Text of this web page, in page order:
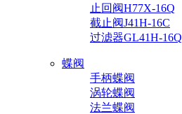
止回阀H77X-16Q
截止阀J41H-16C
过滤器GL41H-16Q
蝶阀
手柄蝶阀
涡轮蝶阀
法兰蝶阀